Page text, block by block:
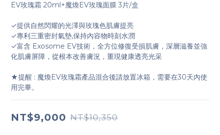
EV玫瑰霜 20ml+魔煥EV玫瑰面膜 3片/盒
✓提供自然閃耀的光澤與玫瑰色肌膚提亮
✓專利三重密封氣墊,保持內容物時刻水潤
✓富含 Exosome EV技術，全方位修復受損肌膚，深層滋養並強
化肌膚屏障，從根本改善膚況，重現健康透亮光采
★提醒 : 魔煥EV玫瑰霜產品混合後請放置冰箱，需要在30天內使
用完畢。
NT$9,000 NT$10,350